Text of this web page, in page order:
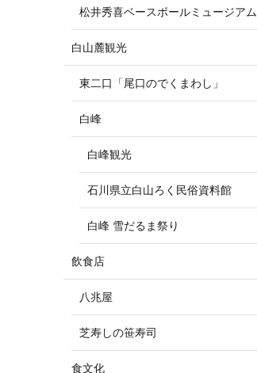
松井秀喜ベースボールミュージアム
白山麓観光
東二口「尾口のでくまわし」
白峰
白峰観光
石川県立白山ろく民俗資料館
白峰 雪だるま祭り
飲食店
八兆屋
芝寿しの笹寿司
食文化